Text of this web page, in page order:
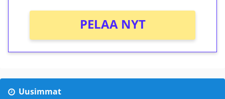
PELAA NYT
Uusimmat